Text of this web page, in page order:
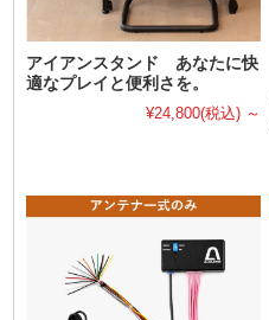
アイアンスタンド あなたに快
適なプレイと便利さを。
¥24,800(税込) ～